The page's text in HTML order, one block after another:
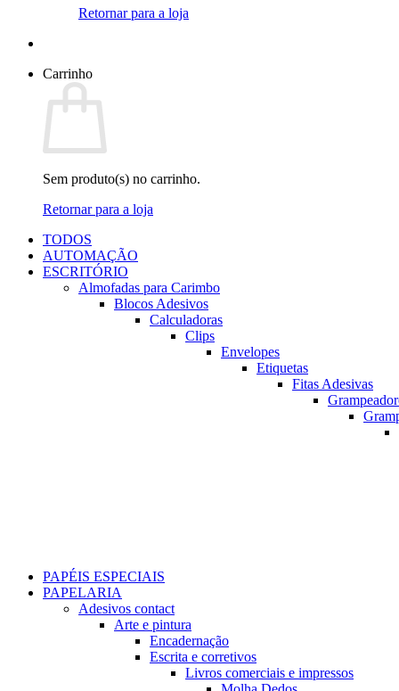
Retornar para a loja
Carrinho
Sem produto(s) no carrinho.
Retornar para a loja
TODOS
AUTOMAÇÃO
ESCRITÓRIO
Almofadas para Carimbo
Blocos Adesivos
Calculadoras
Clips
Envelopes
Etiquetas
Fitas Adesivas
PAPÉIS ESPECIAIS
PAPELARIA
Adesivos contact
Arte e pintura
Encadernação
Escrita e corretivos
Livros comerciais e impressos